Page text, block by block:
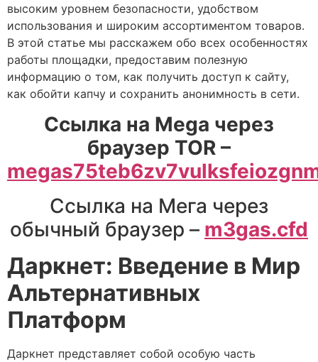
высоким уровнем безопасности, удобством
использования и широким ассортиментом товаров.
В этой статье мы расскажем обо всех особенностях
работы площадки, предоставим полезную
информацию о том, как получить доступ к сайту,
как обойти капчу и сохранить анонимность в сети.
Ссылка на Mega через
браузер TOR –
Ссылка на Мега через
обычный браузер – m3gas.cfd
Даркнет: Введение в Мир
Альтернативных
Платформ
Даркнет представляет собой особую часть